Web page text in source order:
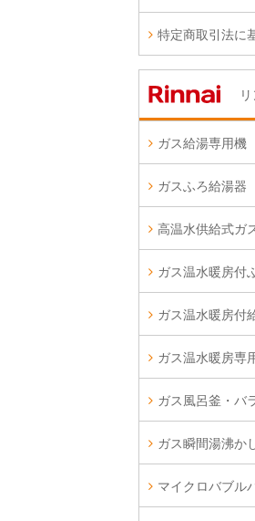
特定商取引法に
ガス給湯専用機
ガスふろ給湯器
高温水供給式ガ
ガス温水暖房付
ガス温水暖房付
ガス温水暖房専
ガス風呂釜・バ
ガス瞬間湯沸か
マイクロバブル